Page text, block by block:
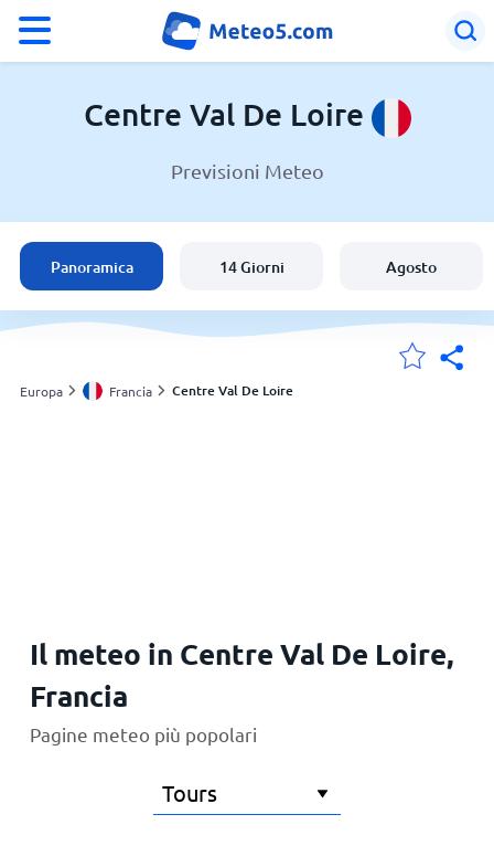
°C
Meteo in Centre Val De Loire
Francia
Italia
Svizzera
Centre Val De Loire
Previsioni Meteo
Panoramica 14 Giorni Agosto
Europa Francia Centre Val De Loire
Il meteo in Centre Val De Loire,
Francia
Pagine meteo più popolari